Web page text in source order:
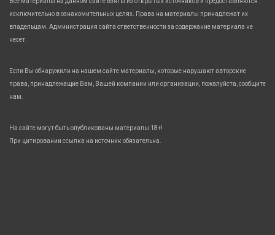
исключительно в ознакомительных целях. Права на материалы принадлежат их
владельцам. Администрация сайта ответственности за содержание материала не
несет.
Если Вы обнаружили на нашем сайте материалы, которые нарушают авторские
права, принадлежащие Вам, Вашей компании или организации, пожалуйста, сообщите
нам.
На сайте могут быть опубликованы материалы 18+!
При цитировании ссылка на источник обязательна.